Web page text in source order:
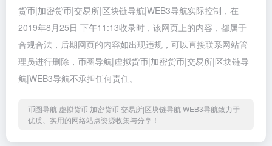
货币|加密货币|交易所|区块链导航|WEB3导航实际控制，在
2019年8月25日 下午11:13收录时，该网页上的内容，都属于
合规合法，后期网页的内容如出现违规，可以直接联系网站管
理员进行删除，币圈导航|虚拟货币|加密货币|交易所|区块链导
航|WEB3导航不承担任何责任。
币圈导航|虚拟货币|加密货币|交易所|区块链导航|WEB3导航致力于
优质、实用的网络站点资源收集与分享！